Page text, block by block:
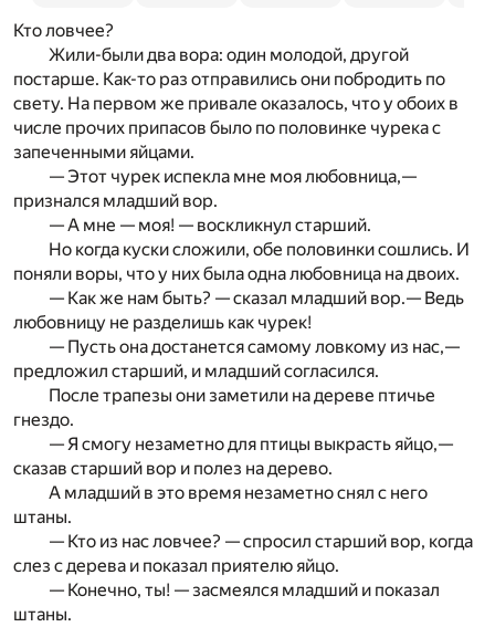
Кто ловчее?
Жили-были два вора: один молодой, другой
постарше. Как-то раз отправились они побродить по
свету. На первом же привале оказалось, что у обоих в
числе прочих припасов было по половинке чурека с
запеченными яйцами.
— Этот чурек испекла мне моя любовница,—
признался младший вор.
— А мне — моя! — воскликнул старший.
Но когда куски сложили, обе половинки сошлись. И
поняли воры, что у них была одна любовница на двоих.
— Как же нам быть? — сказал младший вор.— Ведь
любовницу не разделишь как чурек!
— Пусть она достанется самому ловкому из нас,—
предложил старший, и младший согласился.
После трапезы они заметили на дереве птичье
гнездо.
— Я смогу незаметно для птицы выкрасть яйцо,—
сказав старший вор и полез на дерево.
А младший в это время незаметно снял с него
штаны.
— Кто из нас ловчее? — спросил старший вор, когда
слез с дерева и показал приятелю яйцо.
— Конечно, ты! — засмеялся младший и показал
штаны.